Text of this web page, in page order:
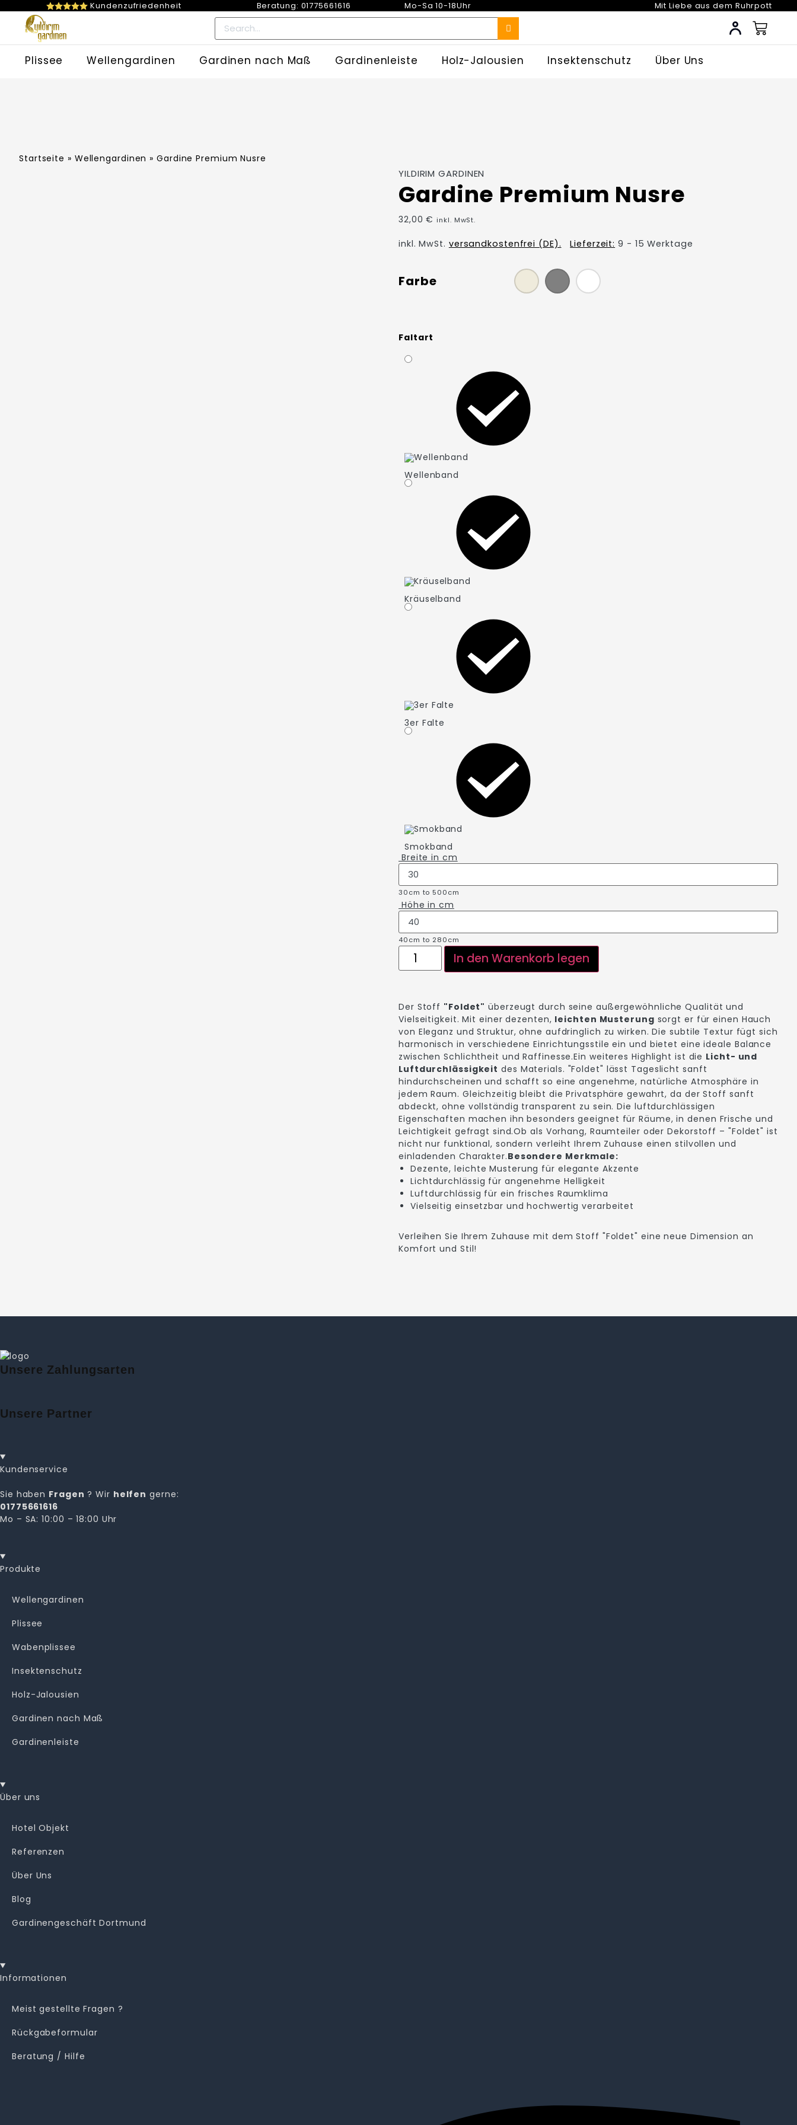
Kundenzufriedenheit Beratung: 01775661616 Mo-Sa 10-18Uhr Mit Liebe aus dem Ruhrpott
Plissee Wellengardinen Gardinen nach Maß Gardinenleiste Holz-Jalousien Insektenschutz Über Uns
Startseite » Wellengardinen » Gardine Premium Nusre
YILDIRIM GARDINEN
Gardine Premium Nusre
32,00€ inkl. MwSt.
inkl. MwSt. versandkostenfrei (DE). Lieferzeit: 9 - 15 Werktage
Farbe
Faltart
Wellenband
Kräuselband
3er Falte
Smokband
Breite in cm
30cm to 500cm
Höhe incm
40cm to 280cm
In den Warenkorb legen
Der Stoff "Foldet" überzeugt durch seine außergewöhnliche Qualität und
Vielseitigkeit. Mit einer dezenten, leichten Musterung sorgt er für einen Hauch
von Eleganz und Struktur, ohne aufdringlich zu wirken. Die subtile Textur fügt sich
harmonisch in verschiedene Einrichtungsstile ein und bietet eine ideale Balance
zwischen Schlichtheit und Raffinesse.Ein weiteres Highlight ist die Licht- und
Luftdurchlässigkeit des Materials. "Foldet" lässt Tageslicht sanft
hindurchscheinen und schafft so eine angenehme, natürliche Atmosphäre in
jedem Raum. Gleichzeitig bleibt die Privatsphäre gewahrt, da der Stoff sanft
abdeckt, ohne vollständig transparent zu sein. Die luftdurchlässigen
Eigenschaften machen ihn besonders geeignet für Räume, in denen Frische und
Leichtigkeit gefragt sind.Ob als Vorhang, Raumteiler oder Dekorstoff – "Foldet" ist
nicht nur funktional, sondern verleiht Ihrem Zuhause einen stilvollen und
einladenden Charakter.Besondere Merkmale:
Dezente, leichte Musterung für elegante Akzente
Lichtdurchlässig für angenehme Helligkeit
Luftdurchlässig für ein frisches Raumklima
Vielseitig einsetzbar und hochwertig verarbeitet
Verleihen Sie Ihrem Zuhause mit dem Stoff "Foldet" eine neue Dimension an
Komfort und Stil!
Unsere Zahlungsarten
Unsere Partner
Kundenservice
Sie haben Fragen ? Wir helfen gerne:
01775661616
Mo – SA: 10:00 – 18:00 Uhr
Produkte
Wellengardinen
Plissee
Wabenplissee
Insektenschutz
Holz-Jalousien
Gardinen nach Maß
Gardinenleiste
Über uns
Hotel Objekt
Referenzen
Über Uns
Blog
Gardinengeschäft Dortmund
Informationen
Meist gestellte Fragen ?
Rückgabeformular
Beratung / Hilfe